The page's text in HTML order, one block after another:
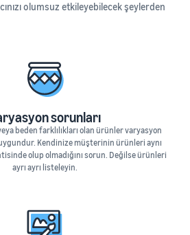
olumsuz etkileyebilecek şeylerden
sorunları
beden farklılıkları olan ürünler varyasyon
Kendinize müşterinin ürünleri aynı
olup olmadığını sorun. Değilse ürünleri
ayrı ayrı listeleyin.